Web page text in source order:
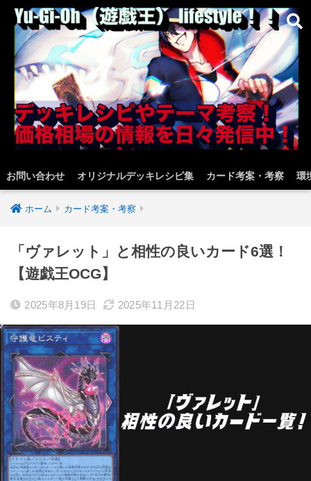
お問い合わせ オリジナルデッキレシピ集 カード考案・考察 環
ホーム カード考案・考察
「ヴァレット」と相性の良いカード6選！
【遊戯王OCG】
2025年8月19日 2025年11月22日